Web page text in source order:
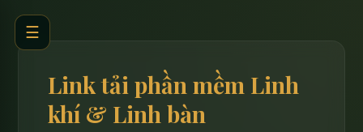
☰
Link tải phần mềm Linh
khí & Linh bàn